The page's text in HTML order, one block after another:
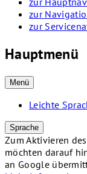
zur
zur
Hauptmenü
Menü
Leichte
Sprache
Zum Aktivieren
möchten darauf
an Google